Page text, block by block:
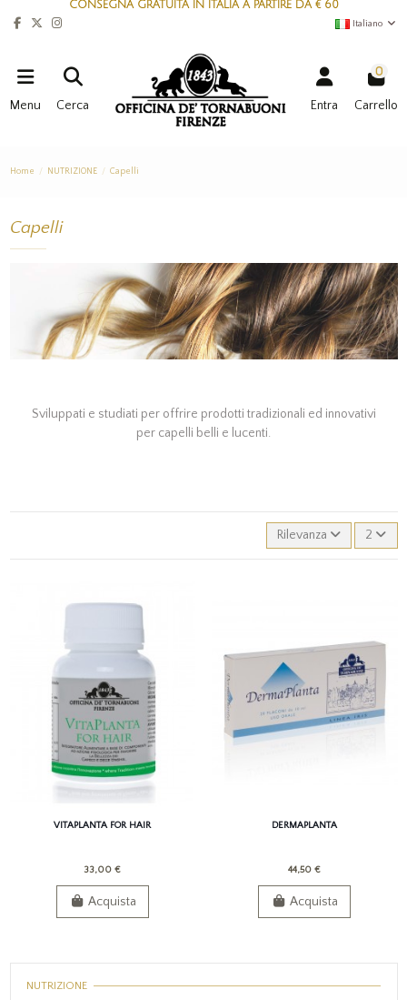
CONSEGNA GRATUITA IN ITALIA A PARTIRE DA € 60
Italiano
Menu Cerca Entra
0
Carrello
Home NUTRIZIONE Capelli
Capelli
Sviluppati e studiati per offrire prodotti tradizionali ed innovativi
per capelli belli e lucenti.
Rilevanza 2
VITAPLANTA FOR HAIR
33,00 €
Acquista
DERMAPLANTA
44,50 €
Acquista
NUTRIZIONE